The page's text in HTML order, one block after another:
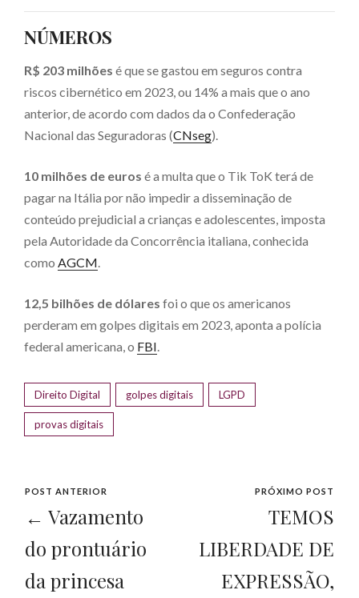
NÚMEROS
R$ 203 milhões é que se gastou em seguros contra
riscos cibernético em 2023, ou 14% a mais que o ano
anterior, de acordo com dados da o Confederação
Nacional das Seguradoras (CNseg).
10 milhões de euros é a multa que o Tik ToK terá de
pagar na Itália por não impedir a disseminação de
conteúdo prejudicial a crianças e adolescentes, imposta
pela Autoridade da Concorrência italiana, conhecida
como AGCM
12,5 bilhões de dólares foi o que os americanos
perderam em golpes digitais em 2023, aponta a polícia
federal americana, o FBI
Direito Digital golpes digitais LGPD
provas digitais
POST ANTERIOR
← Vazamento
do prontuário
da princesa
PRÓXIMO POST
TEMOS
LIBERDADE DE
EXPRESSÃO,